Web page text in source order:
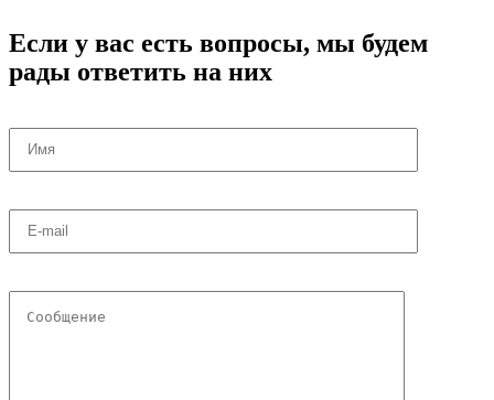
Если у вас есть вопросы, мы будем
рады ответить на них